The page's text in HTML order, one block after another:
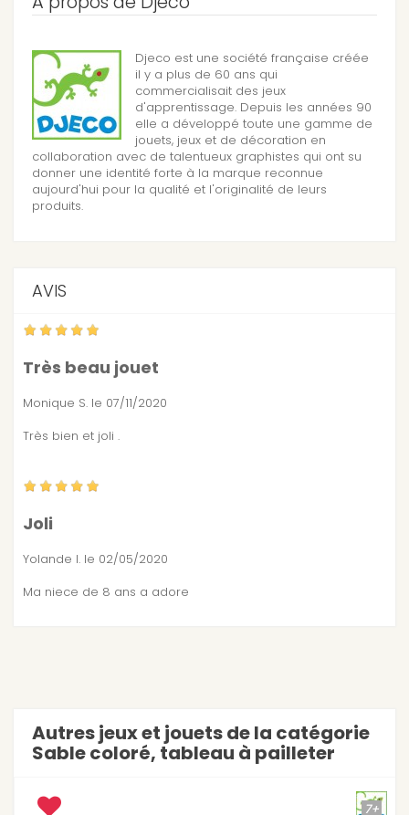
Djeco est une société française créée
il y a plus de 60 ans qui
commercialisait des jeux
d'apprentissage. Depuis les années 90
elle a développé toute une gamme de
jouets, jeux et de décoration en
collaboration avec de talentueux graphistes qui ont su
donner une identité forte à la marque reconnue
aujourd'hui pour la qualité et l'originalité de leurs
produits.
AVIS
Très beau jouet
Monique S. le 07/11/2020
Très bien et joli .
Joli
Yolande l. le 02/05/2020
Ma niece de 8 ans a adore
Autres jeux et jouets de la catégorie
Sable coloré, tableau à pailleter
7+